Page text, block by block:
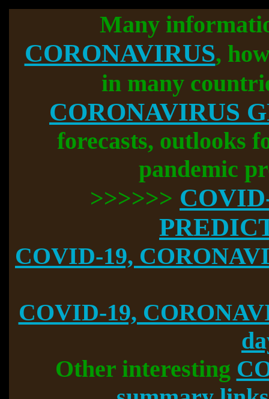
Many
CORONAVIRUS,
in many
CORONAVIRUS
forecasts, outlooks
pandemic
>>>>>>
COVID-19,
COVID-19,
Other interesting